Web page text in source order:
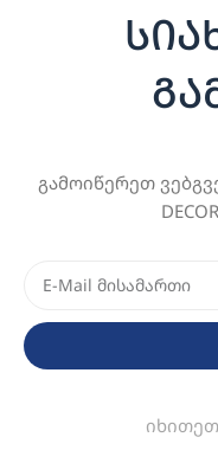
გამოიწერეთ